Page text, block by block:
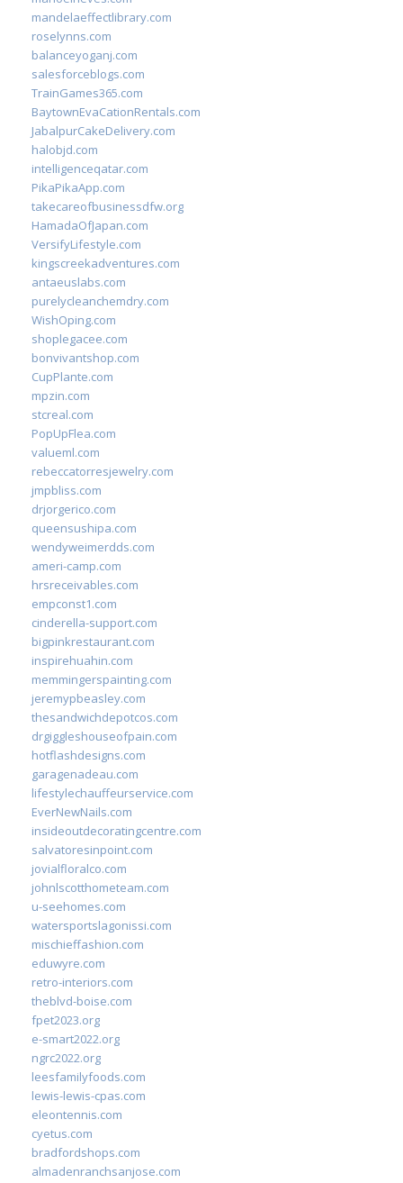
mandelaeffectlibrary.com
roselynns.com
balanceyoganj.com
salesforceblogs.com
TrainGames365.com
BaytownEvaCationRentals.com
JabalpurCakeDelivery.com
halobjd.com
intelligenceqatar.com
PikaPikaApp.com
takecareofbusinessdfw.org
HamadaOfJapan.com
VersifyLifestyle.com
kingscreekadventures.com
antaeuslabs.com
purelycleanchemdry.com
WishOping.com
shoplegacee.com
bonvivantshop.com
CupPlante.com
mpzin.com
stcreal.com
PopUpFlea.com
valueml.com
rebeccatorresjewelry.com
jmpbliss.com
drjorgerico.com
queensushipa.com
wendyweimerdds.com
ameri-camp.com
hrsreceivables.com
empconst1.com
cinderella-support.com
bigpinkrestaurant.com
inspirehuahin.com
memmingerspainting.com
jeremypbeasley.com
thesandwichdepotcos.com
drgiggleshouseofpain.com
hotflashdesigns.com
garagenadeau.com
lifestylechauffeurservice.com
EverNewNails.com
insideoutdecoratingcentre.com
salvatoresinpoint.com
jovialfloralco.com
johnlscotthometeam.com
u-seehomes.com
watersportslagonissi.com
mischieffashion.com
eduwyre.com
retro-interiors.com
theblvd-boise.com
fpet2023.org
e-smart2022.org
ngrc2022.org
leesfamilyfoods.com
lewis-lewis-cpas.com
eleontennis.com
cyetus.com
bradfordshops.com
almadenranchsanjose.com